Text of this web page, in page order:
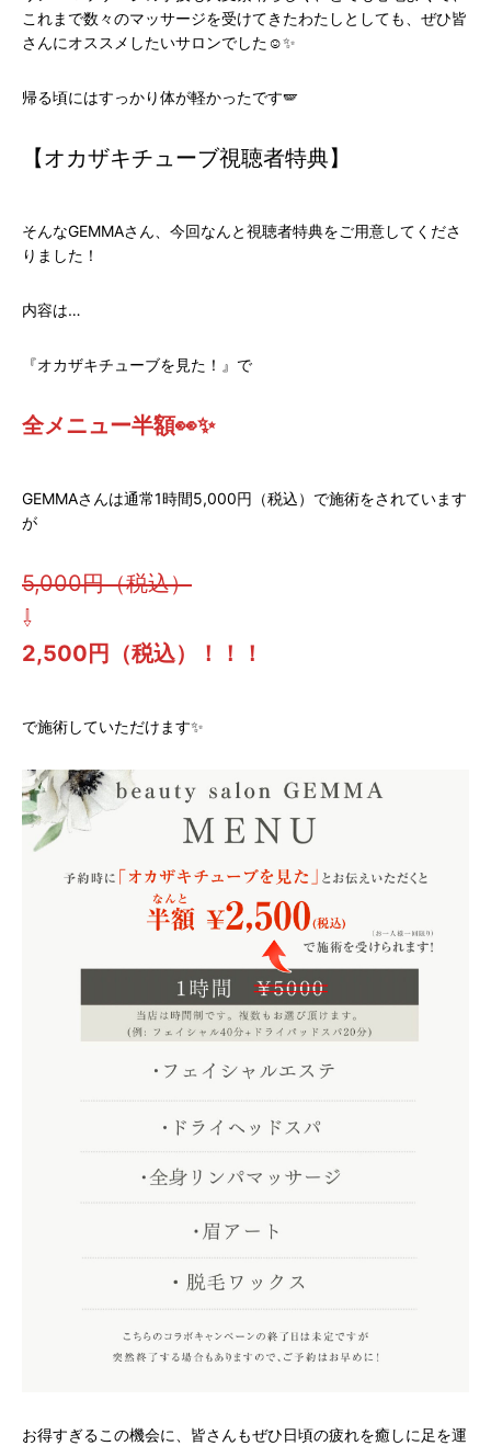
これまで数々のマッサージを受けてきたわたしとしても、ぜひ皆
さんにオススメしたいサロンでした☺️✨
帰る頃にはすっかり体が軽かったです🪽
【オカザキチューブ視聴者特典】
そんなGEMMAさん、今回なんと視聴者特典をご用意してくださ
りました！
内容は…
『オカザキチューブを見た！』で
全メニュー半額👀✨
GEMMAさんは通常1時間5,000円（税込）で施術をされています
が
5,000円（税込）
⇩
2,500円（税込）！！！
で施術していただけます✨
お得すぎるこの機会に、皆さんもぜひ日頃の疲れを癒しに足を運